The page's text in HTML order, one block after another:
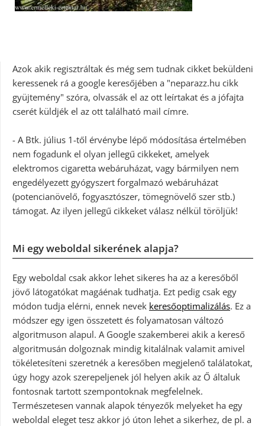
Azok akik regisztráltak és még sem tudnak cikket beküldeni
keressenek rá a google keresőjében a "neparazz.hu cikk
gyüjtemény" szóra, olvassák el az ott leírtakat és a jófajta
cserét küldjék el az ott található mail címre.
- A Btk. július 1-től érvénybe lépő módosítása értelmében
nem fogadunk el olyan jellegű cikkeket, amelyek
elektromos cigaretta webáruházat, vagy bármilyen nem
engedélyezett gyógyszert forgalmazó webáruházat
(potencianövelő, fogyasztószer, tömegnövelő szer stb.)
támogat. Az ilyen jellegű cikkeket válasz nélkül töröljük!
Mi egy weboldal sikerének alapja?
Egy weboldal csak akkor lehet sikeres ha az a keresőből
jövő látogatókat magáénak tudhatja. Ezt pedig csak egy
módon tudja elérni, ennek nevek keresőoptimalizálás. Ez a
módszer egy igen összetett és folyamatosan változó
algoritmuson alapul. A Google szakemberei akik a kereső
algoritmusán dolgoznak mindig kitalálnak valamit amivel
tökéletesíteni szeretnék a keresőben megjelenő találatokat,
úgy hogy azok szerepeljenek jól helyen akik az Ő általuk
fontosnak tartott szempontoknak megfelelnek.
Természetesen vannak alapok tényezők melyeket ha egy
weboldal eleget tesz akkor jó úton lehet a sikerhez, de pl. a